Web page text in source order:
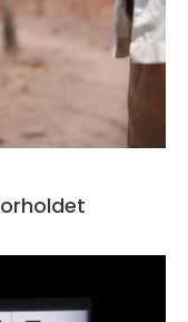
i forholdet